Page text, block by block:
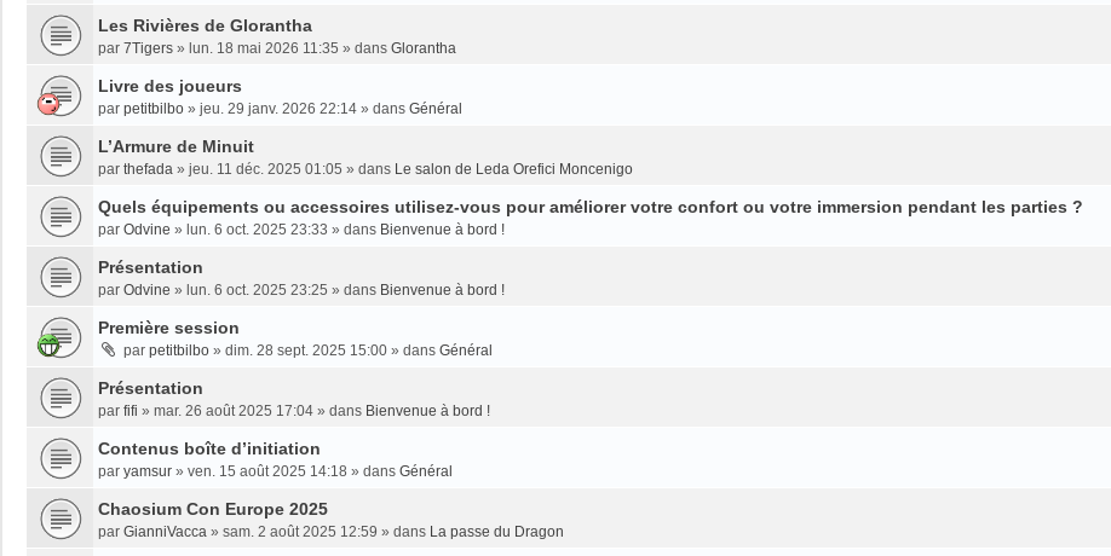
Les Rivières de Glorantha
par 7Tigers » lun. 18 mai 2026 11:35 » dans Glorantha
Livre des joueurs
par petitbilbo » jeu. 29 janv. 2026 22:14 » dans Général
L’Armure de Minuit
par thefada » jeu. 11 déc. 2025 01:05 » dans Le salon de Leda Orefici Moncenigo
Quels équipements ou accessoires utilisez-vous pour améliorer votre confort ou votre immersion pendant les parties ?
par Odvine » lun. 6 oct. 2025 23:33 » dans Bienvenue à bord !
Présentation
par Odvine » lun. 6 oct. 2025 23:25 » dans Bienvenue à bord !
Première session
par petitbilbo » dim. 28 sept. 2025 15:00 » dans Général
Présentation
par fifi » mar. 26 août 2025 17:04 » dans Bienvenue à bord !
Contenus boîte d’initiation
par yamsur » ven. 15 août 2025 14:18 » dans Général
Chaosium Con Europe 2025
par GianniVacca » sam. 2 août 2025 12:59 » dans La passe du Dragon